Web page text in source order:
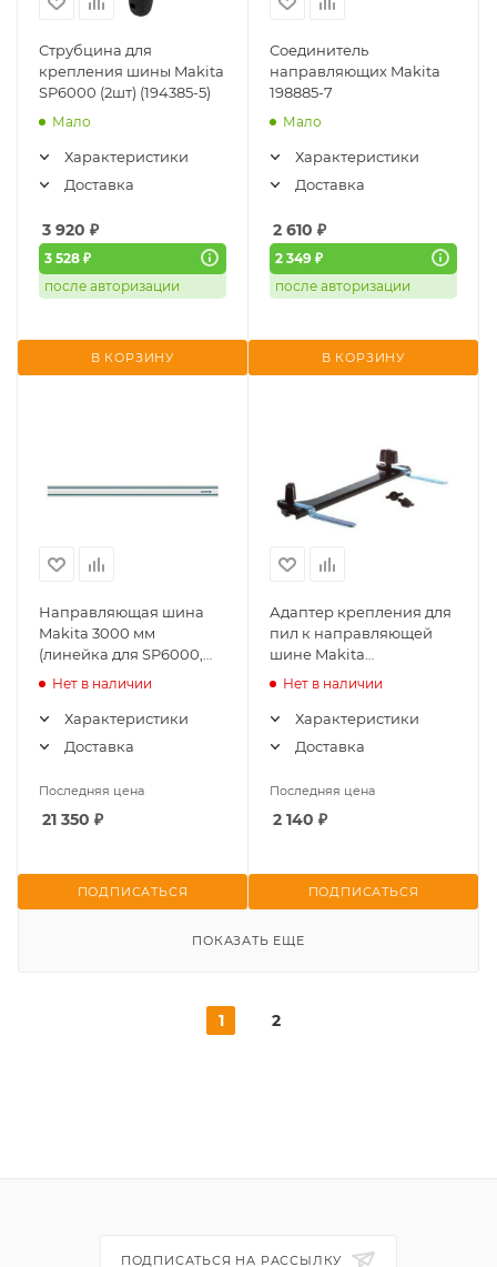
Струбцина для
крепления шины Makita
SP6000 (2шт) (194385-5)
Мало
Характеристики
Доставка
3 920 ₽
3 528 ₽
после авторизации
В КОРЗИНУ
Соединитель
направляющих Makita
198885-7
Мало
Характеристики
Доставка
2 610 ₽
2 349 ₽
после авторизации
В КОРЗИНУ
Направляющая шина
Makita 3000 мм
(линейка для SP6000,
4350, 4351) 194367-7
Нет в наличии
Характеристики
Доставка
Последняя цена
21 350 ₽
ПОДПИСАТЬСЯ
Адаптер крепления для
пил к направляющей
шине Makita
5603R/5703R/5705R
Нет в наличии
Характеристики
Доставка
Последняя цена
2 140 ₽
ПОДПИСАТЬСЯ
ПОКАЗАТЬ ЕЩЕ
1 2
ПОДПИСАТЬСЯ НА РАССЫЛКУ